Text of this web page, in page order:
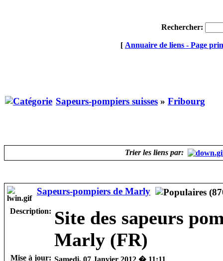
Rechercher:
[ Annuaire de liens - Page
Sapeurs-pompiers suisses » Fribourg
Trier les liens par:
Sapeurs-pompiers de Marly
Description: Site des sapeurs
Marly (FR)
Mise à jour: Samedi, 07 Janvier 2012 � 11:11